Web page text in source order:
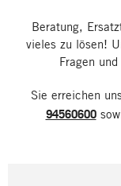
Beratung,
vieles zu lösen!
Fragen
Sie erreichen
94560600